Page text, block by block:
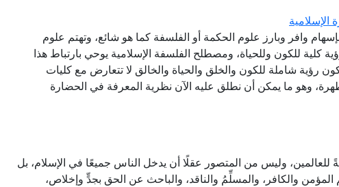
وافر وبارز علوم الحكمة أو الفلسفة كما هو شائع، وتهتم علوم
كلية للكون وللحياة، ومصطلح الفلسفة الإسلامية يوحي بارتباط هذا
يكون رؤية شاملة للكون والخلق والحياة والخالق لا تتعارض مع كليات
وهو ما يمكن أن نطلق عليه الآن نظرية المعرفة في الحضارة
وليس من المتصور عقلًا أن يدخل الناس جميعًا في الإسلام، بل
والكافر، والمسلِّمُ والناقد، والباحث عن الحق بجدٍّ وإخلاص،